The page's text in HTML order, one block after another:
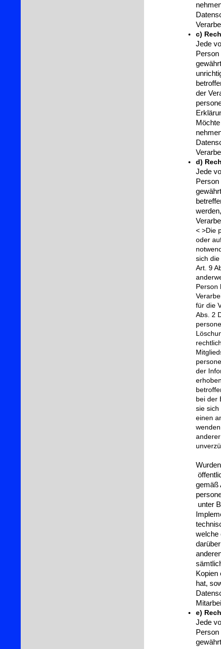
c)
Jede
Person
der
d)
Jede
Person
< >Die
oder
sich
Art. 9
Person
für die
Abs. 2
der
bei der
sie sich
einen
gemäß
unter
welche
Kopien
hat,
e)
Jede
Person